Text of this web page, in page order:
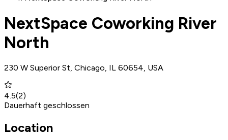
NextSpace Coworking River
North
230 W Superior St, Chicago, IL 60654, USA
4.5(2)
Dauerhaft geschlossen
Location